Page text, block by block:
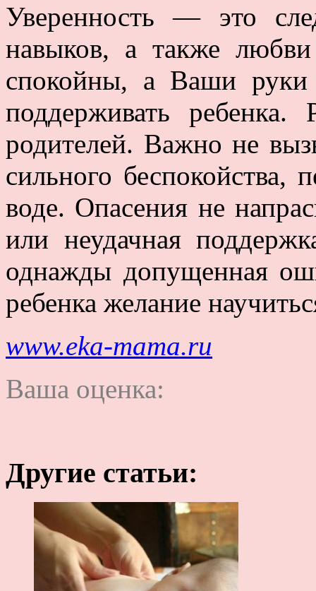
Уверенность — это
навыков, а также
спокойны, а Ваши
поддерживать ребенка.
родителей. Важно не
сильного беспокойства,
воде. Опасения не
или неудачная
однажды допущенная
ребенка желание
www.eka-mama.ru
Ваша оценка:
Другие статьи: